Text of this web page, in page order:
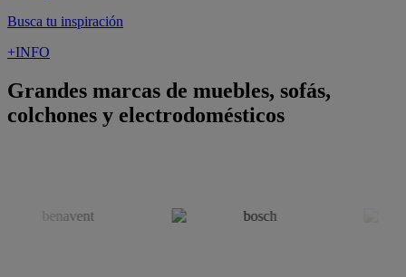
Busca tu inspiración
+INFO
Grandes marcas de muebles, sofás,
colchones y electrodomésticos